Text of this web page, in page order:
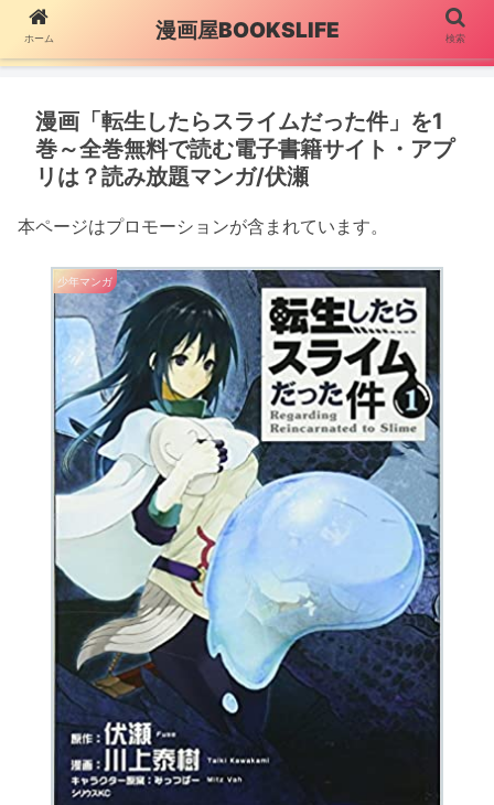
漫画「転生したらスライムだった件」を1
巻～全巻無料で読む電子書籍サイト・アプ
リは？読み放題マンガ/伏瀬
本ページはプロモーションが含まれています。
少年マンガ
ホーム 漫画屋BOOKSLIFE 検索